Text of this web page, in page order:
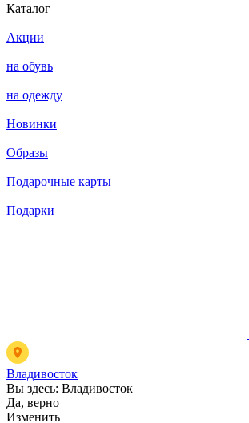
Каталог
Акции
на обувь
на одежду
Новинки
Образы
Подарочные карты
Подарки
Владивосток
Вы здесь: Владивосток
Да, верно
Изменить